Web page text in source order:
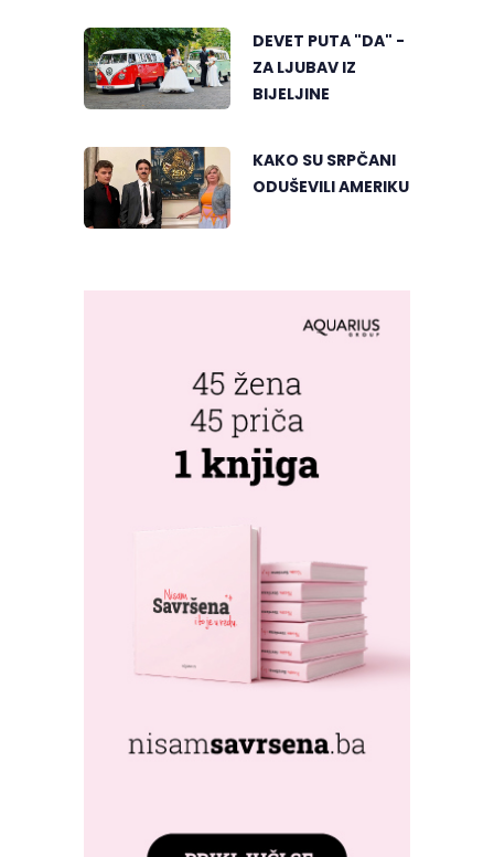
DEVET PUTA "DA" -
ZA LJUBAV IZ
BIJELJINE
KAKO SU SRPČANI
ODUŠEVILI AMERIKU